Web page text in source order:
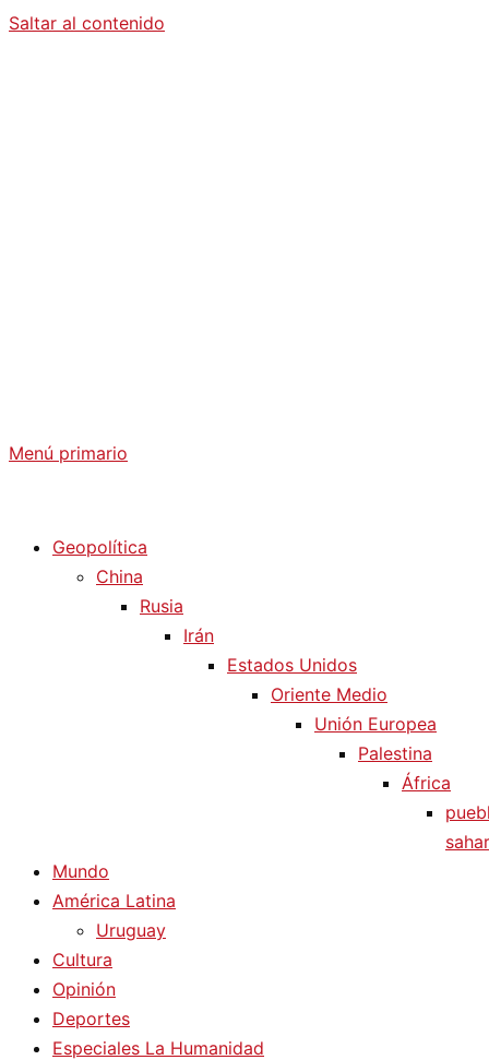
Saltar al contenido
Menú primario
Geopolítica
China
Rusia
Irán
Estados Unidos
Oriente Medio
Unión Europea
Palestina
África
Mundo
América Latina
Uruguay
Cultura
Opinión
Deportes
Especiales La Humanidad